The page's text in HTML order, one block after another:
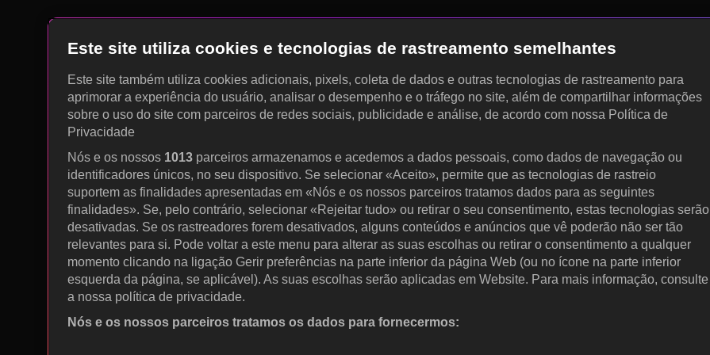
Este site utiliza cookies e tecnologias de rastreamento semelhantes
Este site também utiliza cookies adicionais, pixels, coleta de dados e outras tecnologias de rastreamento para
aprimorar a experiência do usuário, analisar o desempenho e o tráfego no site, além de compartilhar informações
sobre o uso do site com parceiros de redes sociais, publicidade e análise, de acordo com nossa Política de
Privacidade
Nós e os nossos 1013 parceiros armazenamos e acedemos a dados pessoais, como dados de navegação ou
identificadores únicos, no seu dispositivo. Se selecionar «Aceito», permite que as tecnologias de rastreio
suportem as finalidades apresentadas em «Nós e os nossos parceiros tratamos dados para as seguintes
finalidades». Se, pelo contrário, selecionar «Rejeitar tudo» ou retirar o seu consentimento, estas tecnologias serão
desativadas. Se os rastreadores forem desativados, alguns conteúdos e anúncios que vê poderão não ser tão
relevantes para si. Pode voltar a este menu para alterar as suas escolhas ou retirar o consentimento a qualquer
momento clicando na ligação Gerir preferências na parte inferior da página Web (ou no ícone na parte inferior
esquerda da página, se aplicável). As suas escolhas serão aplicadas em Website. Para mais informação, consulte
a nossa política de privacidade.
Nós e os nossos parceiros tratamos os dados para fornecermos: